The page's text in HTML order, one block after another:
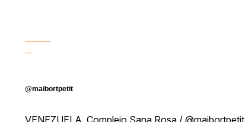
@maibortpetit
VENEZUELA. Complejo Sana Rosa / @maibortpetit